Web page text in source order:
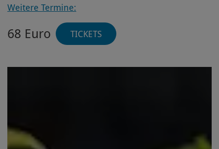
Weitere Termine:
68 Euro TICKETS